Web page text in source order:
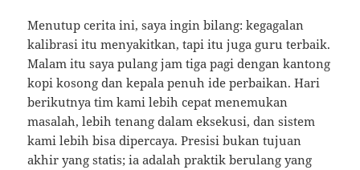
Menutup cerita ini, saya ingin bilang: kegagalan
kalibrasi itu menyakitkan, tapi itu juga guru terbaik.
Malam itu saya pulang jam tiga pagi dengan kantong
kopi kosong dan kepala penuh ide perbaikan. Hari
berikutnya tim kami lebih cepat menemukan
masalah, lebih tenang dalam eksekusi, dan sistem
kami lebih bisa dipercaya. Presisi bukan tujuan
akhir yang statis; ia adalah praktik berulang yang